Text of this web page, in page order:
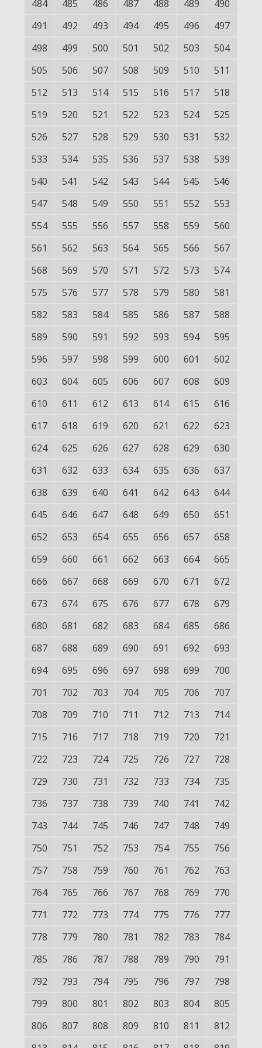
484 485 486 487 488 489
490
491
492 493 494 495 496
497
498
499 500 501 502 503
504
505
506 507 508 509 510
511
512
513 514 515 516 517
518
519
520 521 522 523 524
525
526
527 528 529 530 531
532
533
534 535 536 537 538
539
540
541 542 543 544 545
546
547
548 549 550 551 552
553
554
555 556 557 558 559
560
561
562 563 564 565 566
567
568
569 570 571 572 573
574
575
576 577 578 579 580
581
582
583 584 585 586 587
588
589
590 591 592 593 594
595
596
597 598 599 600 601
602
603
604 605 606 607 608
609
610
611 612 613 614 615
616
617
618 619 620 621 622
623
624
625 626 627 628 629
630
631
632 633 634 635 636
637
638
639 640 641 642 643
644
645
646 647 648 649 650
651
652
653 654 655 656 657
658
659
660 661 662 663 664
665
666
667 668 669 670 671
672
673
674 675 676 677 678
679
680
681 682 683 684 685
686
687
688 689 690 691 692
693
694
695 696 697 698 699
700
701
702 703 704 705 706
707
708
709 710 711 712 713
714
715
716 717 718 719 720
721
722
723 724 725 726 727
728
729
730 731 732 733 734
735
736
737 738 739 740 741
742
743
744 745 746 747 748
749
750
751 752 753 754 755
756
757
758 759 760 761 762
763
764
765 766 767 768 769
770
771
772 773 774 775 776
777
778
779 780 781 782 783
784
785
786 787 788 789 790
791
792
793 794 795 796 797
798
799
800 801 802 803 804
805
806
807 808 809 810 811
812